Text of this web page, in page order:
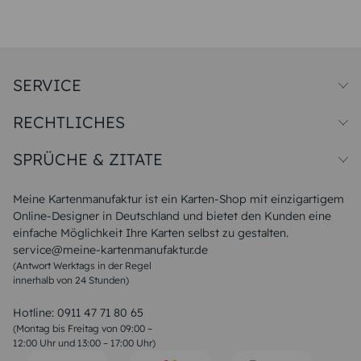
Meine Kartenmanufaktur ist ein Karten-Shop mit einzigartigem
Online-Designer in Deutschland und bietet den Kunden eine
einfache Möglichkeit Ihre Karten selbst zu gestalten.
service@meine-kartenmanufaktur.de
(Antwort Werktags in der Regel
innerhalb von 24 Stunden)
Hotline: 0911 47 71 80 65
(Montag bis Freitag von 09:00 –
12:00 Uhr und 13:00 – 17:00 Uhr)
SERVICE
Papiersorten
Unsere Produktion
Magazin
FAQ
RECHTLICHES
Widerrufsbelehrung
SPRÜCHE & ZITATE
Liebeskummer Sprüche
Sommer Sprüche
Muttertagssprüche
Sprüche zur Hochzeit
Sprüche zur Konfirmation & Kommunion
Weihnachtsgedichte
Liebessprüche
Geburtstagssprüche
Trauersprüche